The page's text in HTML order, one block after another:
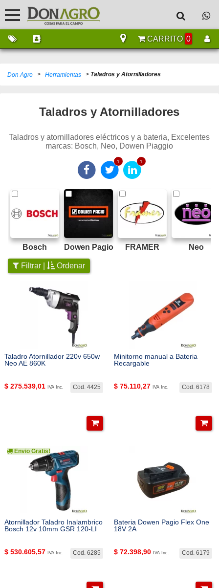
CARRITO 0
Don Agro > Herramientas > Taladros y Atornilladores
Taladros y Atornilladores
Taladros y atornilladores eléctricos y a bateria, Excelentes
marcas: Bosch, Neo, Dowen Piaggio
1 1
Bosch Dowen Pagio FRAMER Neo
Filtrar | Ordenar
Taladro Atornillador 220v 650w
Neo AE 860K
Cod. 4425
$ 275.539,01 IVA Inc.
Minitorno manual a Bateria
Recargable
Cod. 6178
$ 75.110,27 IVA Inc.
Envio Gratis!
Atornillador Taladro Inalambrico
Bosch 12v 10mm GSR 120-LI
Cod. 6285
$ 530.605,57 IVA Inc.
Bateria Dowen Pagio Flex One
18V 2A
Cod. 6179
$ 72.398,90 IVA Inc.